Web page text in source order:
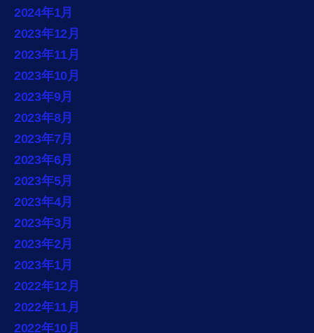
2024年1月
2023年12月
2023年11月
2023年10月
2023年9月
2023年8月
2023年7月
2023年6月
2023年5月
2023年4月
2023年3月
2023年2月
2023年1月
2022年12月
2022年11月
2022年10月